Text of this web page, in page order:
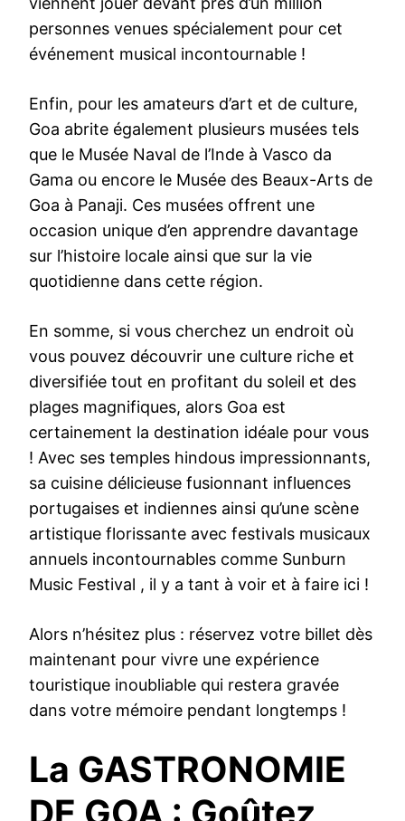
personnes venues spécialement pour cet
événement musical incontournable !
Enfin, pour les amateurs d’art et de culture,
Goa abrite également plusieurs musées tels
que le Musée Naval de l’Inde à Vasco da
Gama ou encore le Musée des Beaux-Arts de
Goa à Panaji. Ces musées offrent une
occasion unique d’en apprendre davantage
sur l’histoire locale ainsi que sur la vie
quotidienne dans cette région.
En somme, si vous cherchez un endroit où
vous pouvez découvrir une culture riche et
diversifiée tout en profitant du soleil et des
plages magnifiques, alors Goa est
certainement la destination idéale pour vous
! Avec ses temples hindous impressionnants,
sa cuisine délicieuse fusionnant influences
portugaises et indiennes ainsi qu’une scène
artistique florissante avec festivals musicaux
annuels incontournables comme Sunburn
Music Festival , il y a tant à voir et à faire ici !
Alors n’hésitez plus : réservez votre billet dès
maintenant pour vivre une expérience
touristique inoubliable qui restera gravée
dans votre mémoire pendant longtemps !
La GASTRONOMIE
DE GOA : Goûtez